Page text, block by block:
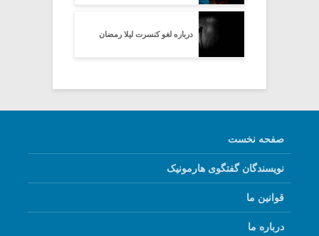
درباره لغو کنسرت لیلا رمضان
صفحه نخست
نویسندگان گفتگوی هارمونیک
قوانین ما
درباره ما